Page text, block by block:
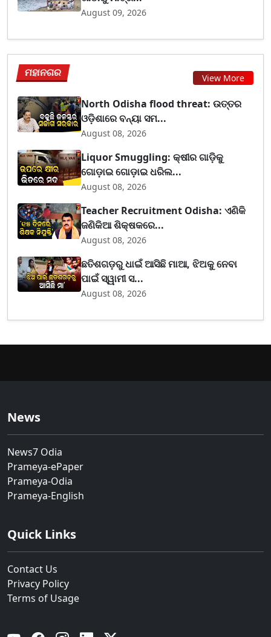
August 09, 2026
ମହାନଗର View More
North Odisha flood threat: ଉତ୍ତର
ଓଡ଼ିଶାରେ ବନ୍ୟା ସମ...
August 08, 2026
Liquor Smuggling: କ୍ଷୀର ଗାଡ଼ିକୁ
ଗୋଡ଼ାଇ ଗୋଡ଼ାଇ ଧରିଲ...
August 08, 2026
Teacher Recruitment Odisha: ଏଣିକି
ଜଣିକିଆ ଶିକ୍ଷକରେ...
August 08, 2026
ଛତିଶଗଡ଼ରୁ ଧାଇଁ ଆସିଛି ମାଆ, ଝିଅକୁ ନେବା
ପାଇଁ ସ୍ୱାମୀ ସ...
August 08, 2026
News
News7 Odia
Prameya-ePaper
Prameya-Odia
Prameya-English
Quick Links
Contact Us
Privacy Policy
Terms of Usage
YouTube Facebook Instagram Linkedin